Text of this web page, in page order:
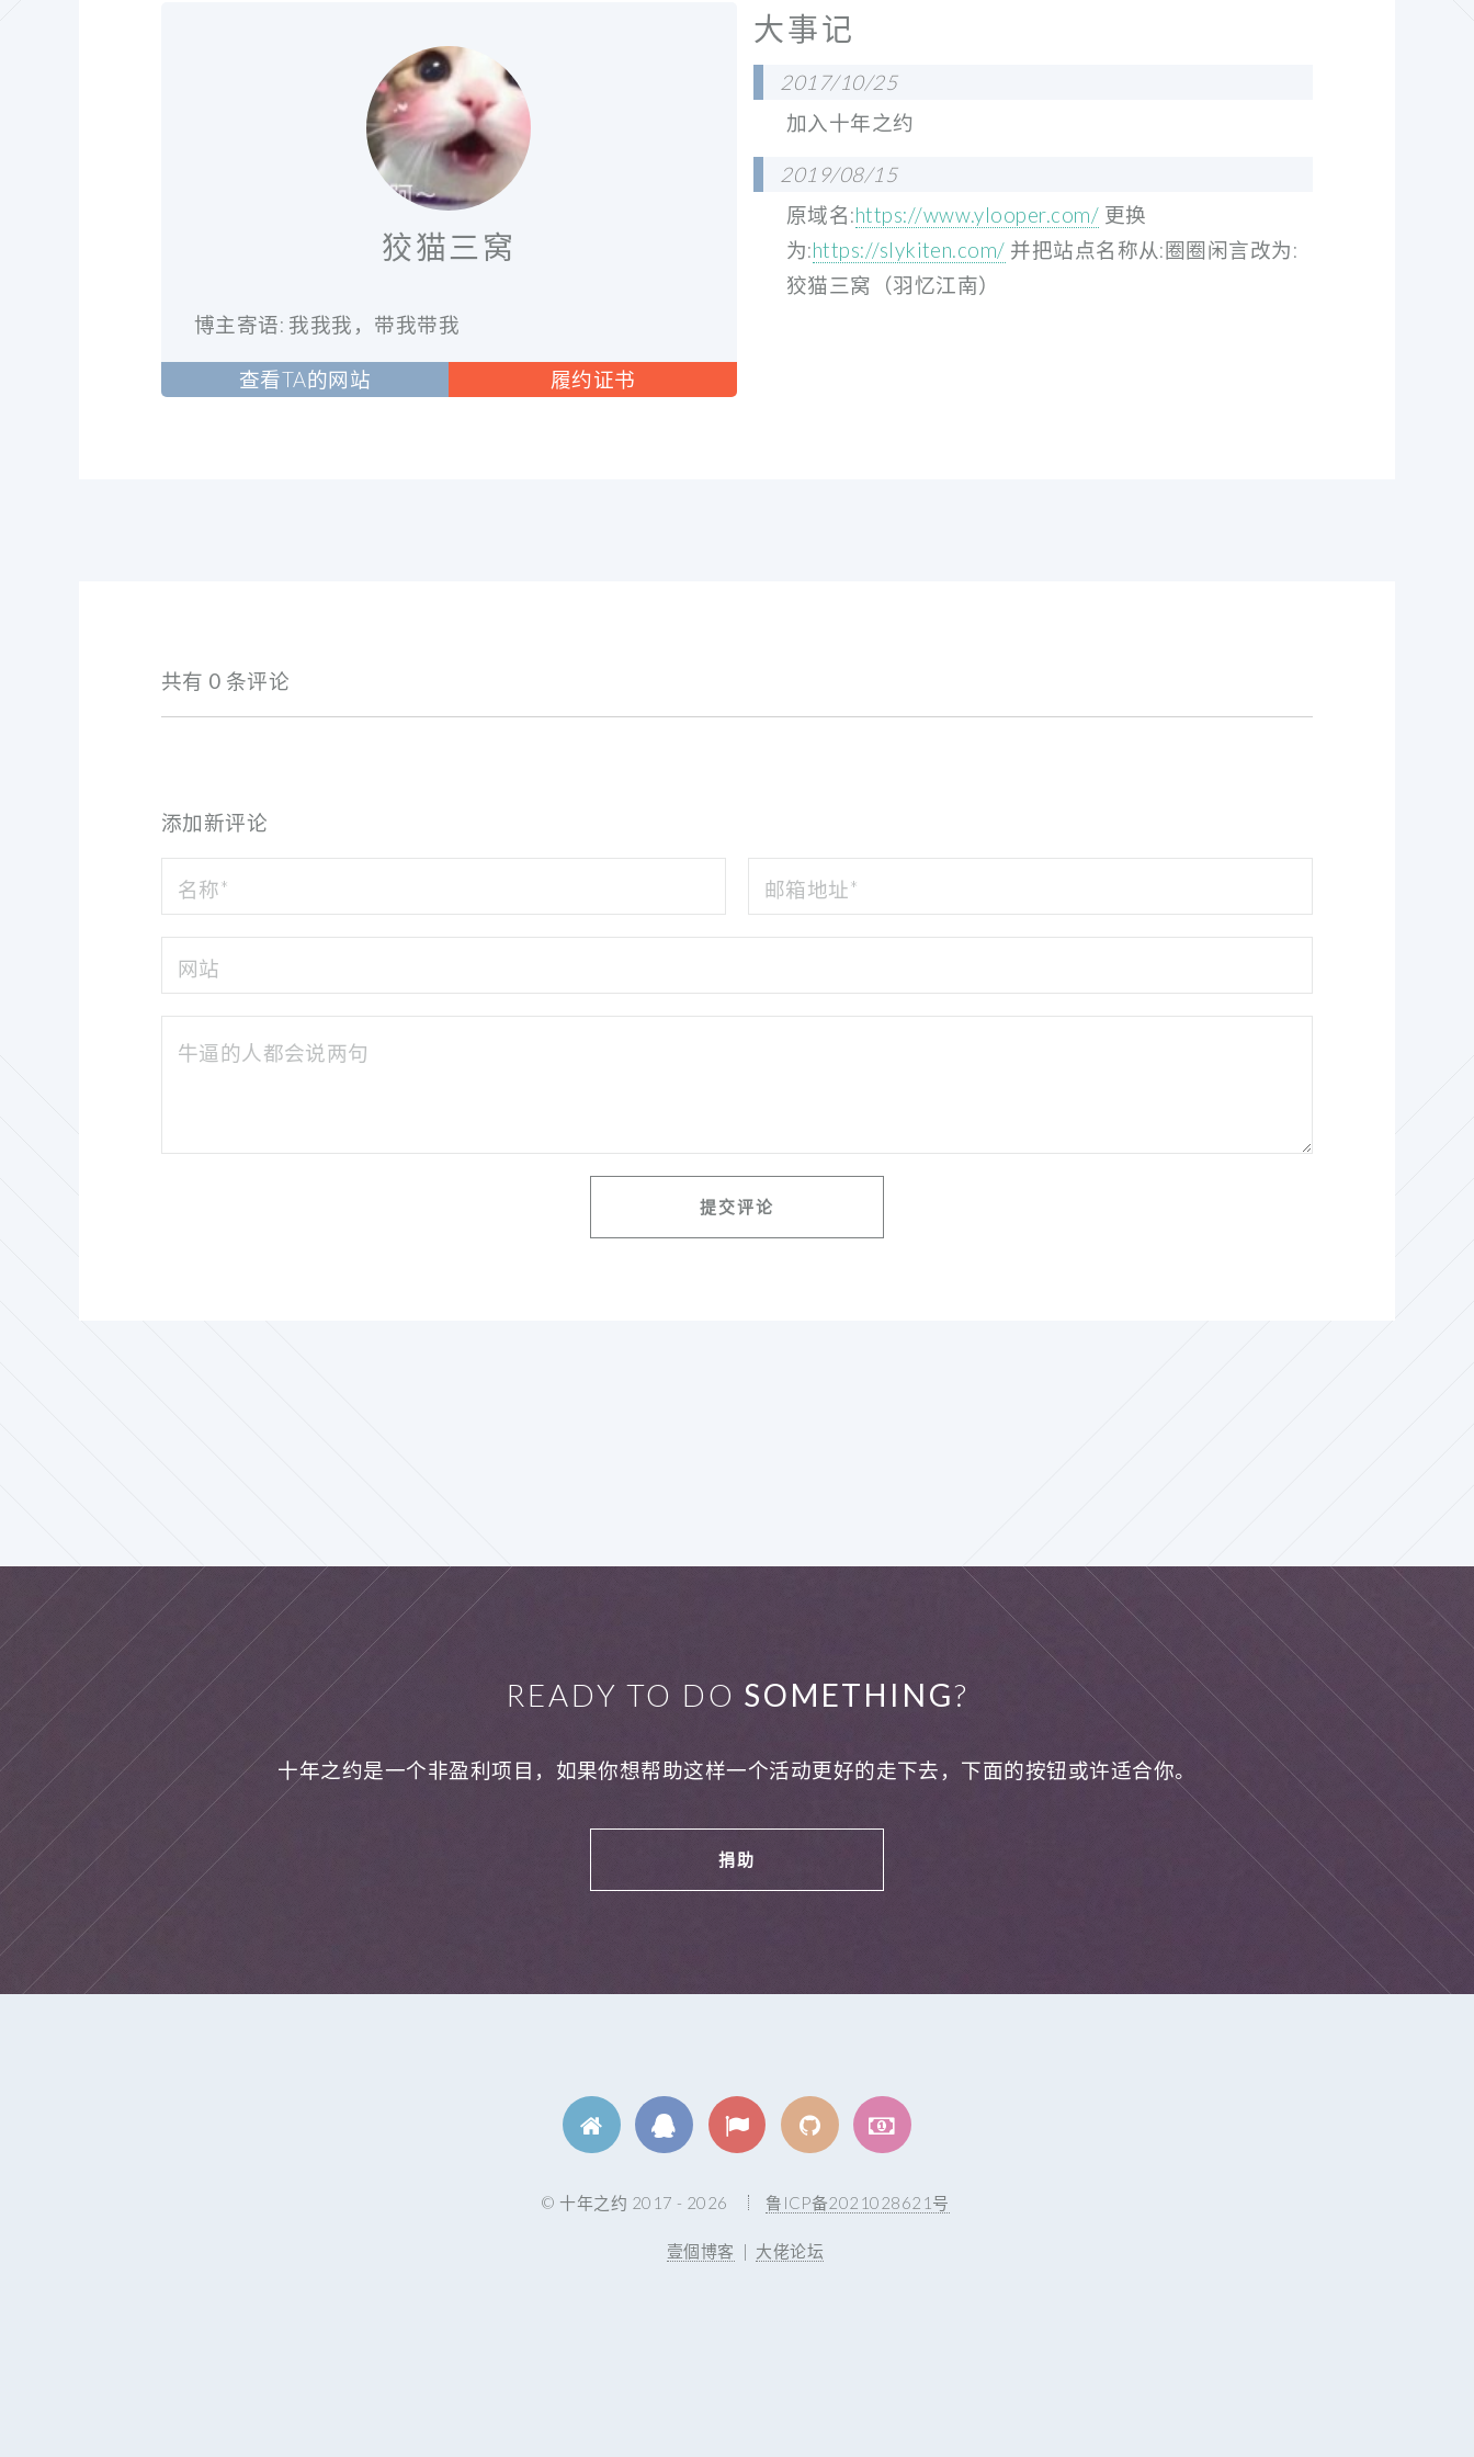
狡猫三窝
博主寄语: 我我我，带我带我
查看TA的网站 履约证书
大事记
2017/10/25
加入十年之约
2019/08/15
原域名:​https://www.ylooper.com/ 更换
为:https://slykiten.com/ 并把站点名称从:圈圈闲言改为:
狡猫三窝（羽忆江南）
共有 0 条评论
添加新评论
READY TO DO SOMETHING?
十年之约是一个非盈利项目，如果你想帮助这样一个活动更好的走下去，下面的按钮或许适合你。
捐助
© 十年之约 2017 - 2026 鲁ICP备2021028621号
壹個博客 | 大佬论坛